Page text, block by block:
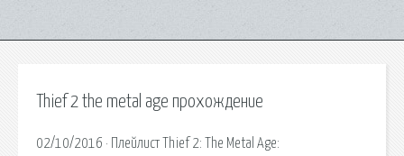
Thief 2 the metal age прохождение
02/10/2016 · Плейлист Thief 2: The Metal Age: